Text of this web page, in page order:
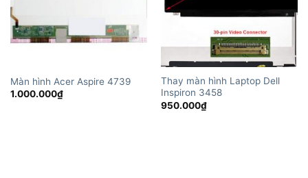
Màn hình Acer Aspire 4739
1.000.000₫
Thay màn hình Laptop Dell
Inspiron 3458
950.000₫